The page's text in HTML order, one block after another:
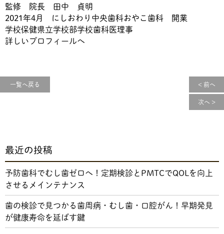
監修 院長 田中 貞明
2021年4月 にしおわり中央歯科おやこ歯科 開業
学校保健県立学校部学校歯科医理事
詳しいプロフィールへ
一覧へ戻る < 前へ
次へ >
最近の投稿
予防歯科でむし歯ゼロへ！定期検診とPMTCでQOLを向上
させるメインテナンス
歯の検診で見つかる歯周病・むし歯・口腔がん！早期発見
が健康寿命を延ばす鍵